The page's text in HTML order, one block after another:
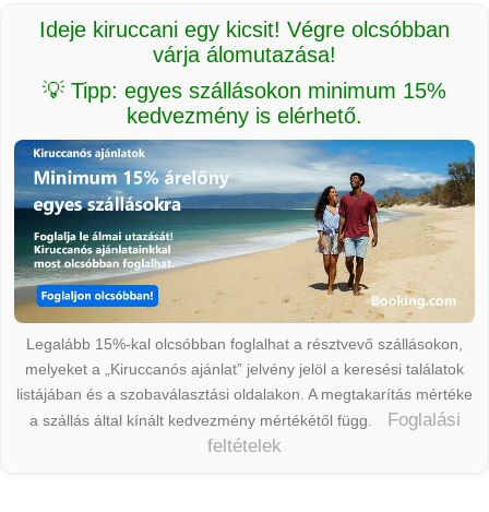
Ideje kiruccani egy kicsit! Végre olcsóbban
várja álomutazása!
💡 Tipp: egyes szállásokon minimum 15%
kedvezmény is elérhető.
Legalább 15%-kal olcsóbban foglalhat a résztvevő szállásokon,
melyeket a „Kiruccanós ajánlat” jelvény jelöl a keresési találatok
listájában és a szobaválasztási oldalakon. A megtakarítás mértéke
a szállás által kínált kedvezmény mértékétől függ.
Foglalási
feltételek